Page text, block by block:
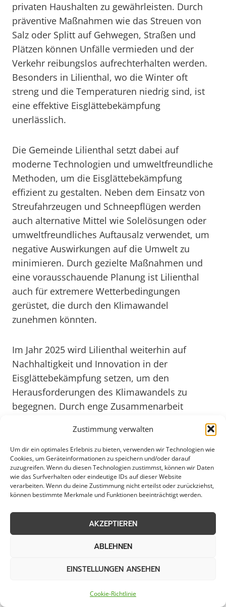
Zustimmung verwalten
Um dir ein optimales Erlebnis zu bieten, verwenden wir Technologien wie
Cookies, um Geräteinformationen zu speichern und/oder darauf
zuzugreifen. Wenn du diesen Technologien zustimmst, können wir Daten
wie das Surfverhalten oder eindeutige IDs auf dieser Website
verarbeiten. Wenn du deine Zustimmung nicht erteilst oder zurückziehst,
können bestimmte Merkmale und Funktionen beeinträchtigt werden.
AKZEPTIEREN
ABLEHNEN
EINSTELLUNGEN ANSEHEN
Cookie-Richtlinie
privaten Haushalten zu gewährleisten. Durch
präventive Maßnahmen wie das Streuen von
Salz oder Splitt auf Gehwegen, Straßen und
Plätzen können Unfälle vermieden und der
Verkehr reibungslos aufrechterhalten werden.
Besonders in Lilienthal, wo die Winter oft
streng und die Temperaturen niedrig sind, ist
eine effektive Eisglättebekämpfung
unerlässlich.
Die Gemeinde Lilienthal setzt dabei auf
moderne Technologien und umweltfreundliche
Methoden, um die Eisglättebekämpfung
effizient zu gestalten. Neben dem Einsatz von
Streufahrzeugen und Schneepflügen werden
auch alternative Mittel wie Solelösungen oder
umweltfreundliches Auftausalz verwendet, um
negative Auswirkungen auf die Umwelt zu
minimieren. Durch gezielte Maßnahmen und
eine vorausschauende Planung ist Lilienthal
auch für extremere Wetterbedingungen
gerüstet, die durch den Klimawandel
zunehmen könnten.
Im Jahr 2025 wird Lilienthal weiterhin auf
Nachhaltigkeit und Innovation in der
Eisglättebekämpfung setzen, um den
Herausforderungen des Klimawandels zu
begegnen. Durch enge Zusammenarbeit
Bürgern wird eine effektive Strategie
entwickelt, die nicht nur die Sicherheit,
sondern auch die Umwelt schützt. Lilienthal
bleibt somit auch in Zukunft ein sicherer und
lebenswerter Ort, der durch seine
Eisglättebekämpfung überzeugt.
Effiziente Eisglättebekämpfung